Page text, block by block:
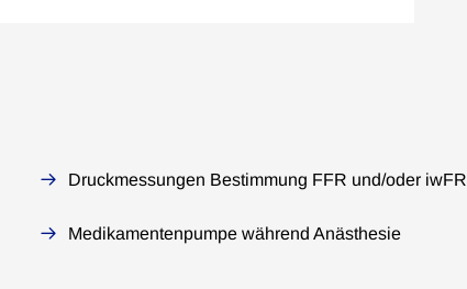
Druckmessungen Bestimmung FFR und/oder iwFR
Medikamentenpumpe während Anästhesie